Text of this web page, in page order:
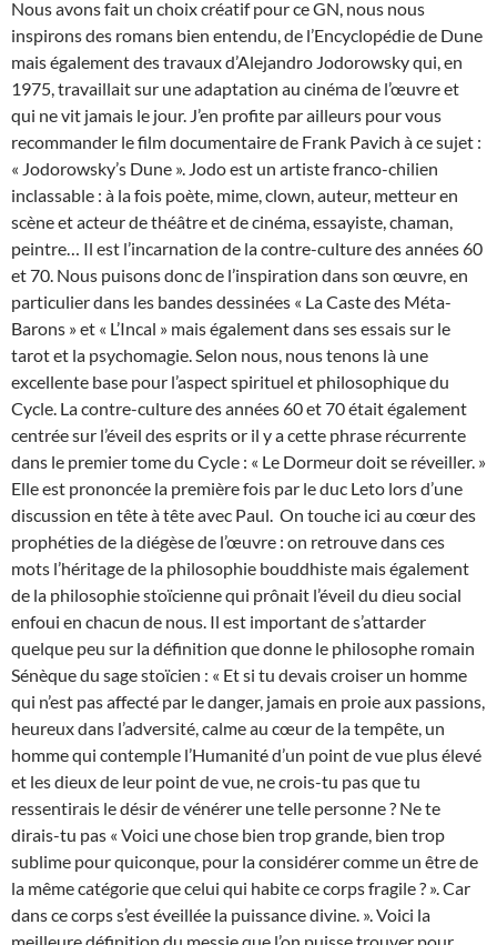
Nous avons fait un choix créatif pour ce GN, nous nous
inspirons des romans bien entendu, de l’Encyclopédie de Dune
mais également des travaux d’Alejandro Jodorowsky qui, en
1975, travaillait sur une adaptation au cinéma de l’œuvre et
qui ne vit jamais le jour. J’en profite par ailleurs pour vous
recommander le film documentaire de Frank Pavich à ce sujet :
« Jodorowsky’s Dune ». Jodo est un artiste franco-chilien
inclassable : à la fois poète, mime, clown, auteur, metteur en
scène et acteur de théâtre et de cinéma, essayiste, chaman,
peintre… Il est l’incarnation de la contre-culture des années 60
et 70. Nous puisons donc de l’inspiration dans son œuvre, en
particulier dans les bandes dessinées « La Caste des Méta-
Barons » et « L’Incal » mais également dans ses essais sur le
tarot et la psychomagie. Selon nous, nous tenons là une
excellente base pour l’aspect spirituel et philosophique du
Cycle. La contre-culture des années 60 et 70 était également
centrée sur l’éveil des esprits or il y a cette phrase récurrente
dans le premier tome du Cycle : « Le Dormeur doit se réveiller. »
Elle est prononcée la première fois par le duc Leto lors d’une
discussion en tête à tête avec Paul. On touche ici au cœur des
prophéties de la diégèse de l’œuvre : on retrouve dans ces
mots l’héritage de la philosophie bouddhiste mais également
de la philosophie stoïcienne qui prônait l’éveil du dieu social
enfoui en chacun de nous. Il est important de s’attarder
quelque peu sur la définition que donne le philosophe romain
Sénèque du sage stoïcien : « Et si tu devais croiser un homme
qui n’est pas affecté par le danger, jamais en proie aux passions,
heureux dans l’adversité, calme au cœur de la tempête, un
homme qui contemple l’Humanité d’un point de vue plus élevé
et les dieux de leur point de vue, ne crois-tu pas que tu
ressentirais le désir de vénérer une telle personne ? Ne te
dirais-tu pas « Voici une chose bien trop grande, bien trop
sublime pour quiconque, pour la considérer comme un être de
la même catégorie que celui qui habite ce corps fragile ? ». Car
dans ce corps s’est éveillée la puissance divine. ». Voici la